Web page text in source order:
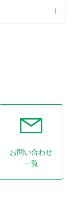
お問い合わせ
一覧